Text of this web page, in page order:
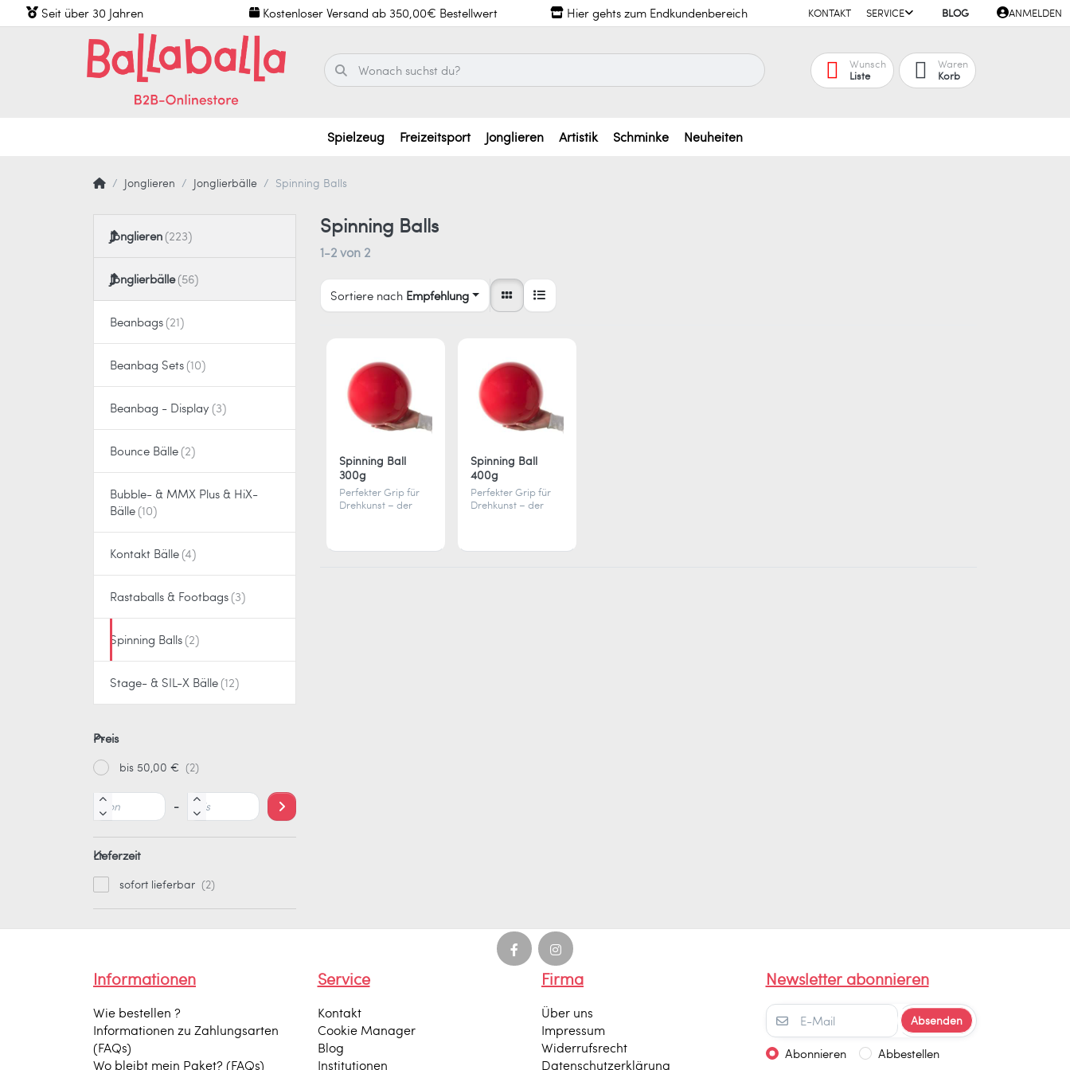
Seit über 30 Jahren Kostenloser Versand ab 350,00€ Bestellwert Hier gehts zum Endkundenbereich KONTAKT SERVICE BLOG ANMELDEN
Wunsch
Liste
Waren
Korb
Spielzeug Freizeitsport Jonglieren Artistik Schminke Neuheiten
Jonglieren Jonglierbälle Spinning Balls
Jonglieren
Jonglierbälle
Beanbags
Beanbag Sets
Beanbag - Display
Bounce Bälle
Bubble- & MMX Plus & HiX-
Bälle
Kontakt Bälle
Rastaballs & Footbags
Spinning Balls
Stage- & SIL-X Bälle
Preis
bis 50,00 €
-
Lieferzeit
sofort lieferbar
Spinning Balls
1-2von 2
Sortiere nach Empfehlung
Spinning Ball
300g
Perfekter Grip für
Drehkunst – der
Spinning Ball
400g
Perfekter Grip für
Drehkunst – der
Informationen
Wie bestellen ?
Informationen zu Zahlungsarten
(FAQs)
Wo bleibt mein Paket? (FAQs)
Service
Kontakt
Cookie Manager
Blog
Institutionen
Firma
Über uns
Impressum
Widerrufsrecht
Datenschutzerklärung
Newsletter abonnieren
Absenden
Abonnieren Abbestellen